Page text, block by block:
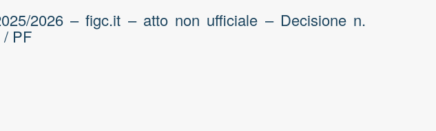
2026 – figc.it – atto non ufficiale – Decisione n.
/ PF